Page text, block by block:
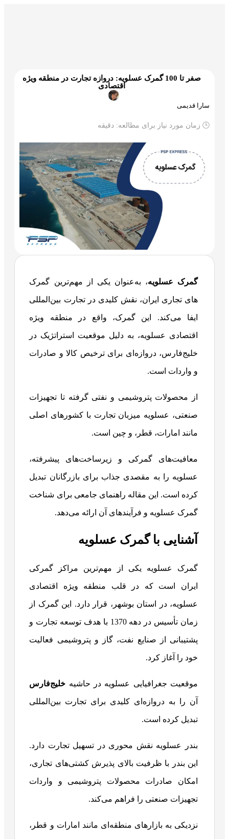
صفر تا 100 گمرک عسلویه: دروازه تجارت در منطقه ویژه
اقتصادی
سارا قدیمی
🕒 زمان مورد نیاز برای مطالعه: دقیقه
گمرک عسلویه، به‌عنوان یکی از مهم‌ترین گمرک
های تجاری ایران، نقش کلیدی در تجارت بین‌المللی
ایفا می‌کند. این گمرک، واقع در منطقه ویژه
اقتصادی عسلویه، به دلیل موقعیت استراتژیک در
خلیج‌فارس، دروازه‌ای برای ترخیص کالا و صادرات
و واردات است.
از محصولات پتروشیمی و نفتی گرفته تا تجهیزات
صنعتی، عسلویه میزبان تجارت با کشورهای اصلی
مانند امارات، قطر، و چین است.
معافیت‌های گمرکی و زیرساخت‌های پیشرفته،
عسلویه را به مقصدی جذاب برای بازرگانان تبدیل
کرده است. این مقاله راهنمای جامعی برای شناخت
گمرک عسلویه و فرآیندهای آن ارائه می‌دهد.
آشنایی با گمرک عسلویه
گمرک عسلویه یکی از مهم‌ترین مراکز گمرکی
ایران است که در قلب منطقه ویژه اقتصادی
عسلویه، در استان بوشهر، قرار دارد. این گمرک از
زمان تأسیس در دهه 1370 با هدف توسعه تجارت و
پشتیبانی از صنایع نفت، گاز و پتروشیمی فعالیت
خود را آغاز کرد.
موقعیت جغرافیایی عسلویه در حاشیه خلیج‌فارس
آن را به دروازه‌ای کلیدی برای تجارت بین‌المللی
تبدیل کرده است.
بندر عسلویه نقش محوری در تسهیل تجارت دارد.
این بندر با ظرفیت بالای پذیرش کشتی‌های تجاری،
امکان صادرات محصولات پتروشیمی و واردات
تجهیزات صنعتی را فراهم می‌کند.
نزدیکی به بازارهای منطقه‌ای مانند امارات و قطر،